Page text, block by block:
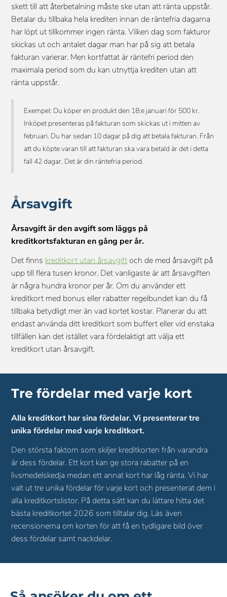
skett till att återbetalning måste ske utan att ränta uppstår.
Betalar du tillbaka hela krediten innan de räntefria dagarna
har löpt ut tillkommer ingen ränta. Vilken dag som fakturor
skickas ut och antalet dagar man har på sig att betala
fakturan varierar. Men kortfattat är räntefri period den
maximala period som du kan utnyttja krediten utan att
ränta uppstår.
Exempel: Du köper en produkt den 18:e januari för 500 kr.
Inköpet presenteras på fakturan som skickas ut i mitten av
februari. Du har sedan 10 dagar på dig att betala fakturan. Från
att du köpte varan till att fakturan ska vara betald är det i detta
fall 42 dagar. Det är din räntefria period.
Årsavgift
Årsavgift är den avgift som läggs på
kreditkortsfakturan en gång per år.
Det finns kreditkort utan årsavgiftoch de med årsavgift på
upp till flera tusen kronor. Det vanligaste är att årsavgiften
är några hundra kronor per år. Om du använder ett
kreditkort med bonus eller rabatter regelbundet kan du få
tillbaka betydligt mer än vad kortet kostar. Planerar du att
endast använda ditt kreditkort som buffert eller vid enstaka
tillfällen kan det istället vara fördelaktigt att välja ett
kreditkort utan årsavgift.
Tre fördelar med varje kort
Alla kreditkort har sina fördelar. Vi presenterar tre
unika fördelar med varje kreditkort.
Den största faktorn som skiljer kreditkorten från varandra
är dess fördelar. Ett kort kan ge stora rabatter på en
livsmedelskedja medan ett annat kort har låg ränta. Vi har
valt ut tre unika fördelar för varje kort och presenterat dem i
alla kreditkortslistor. På detta sätt kan du lättare hitta det
bästa kreditkortet 2026 som tilltalar dig. Läs även
recensionerna om korten för att få en tydligare bild över
dess fördelar samt nackdelar.